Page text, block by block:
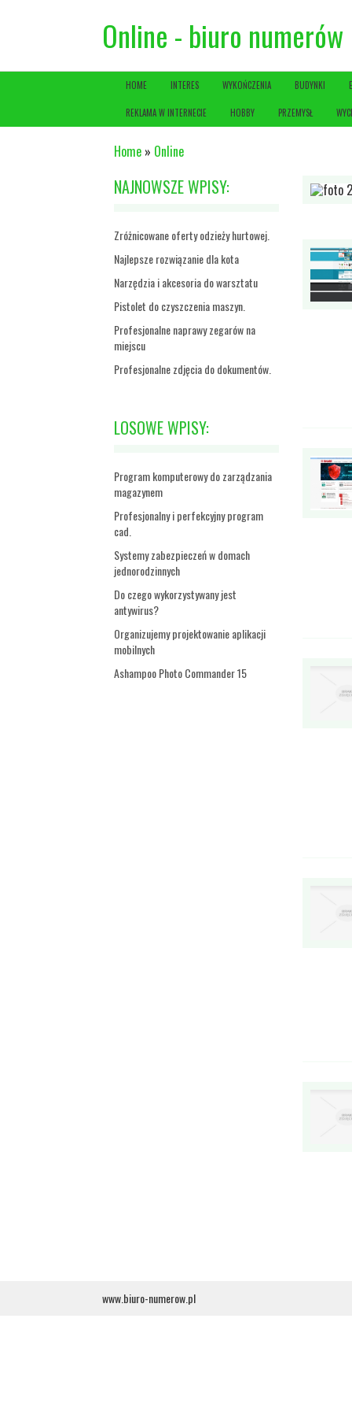
Online - biuro numerów
HOME INTERES WYKOŃCZENIA BUDYNKI
REKLAMA W INTERNECIE HOBBY PRZEMYSŁ
Home » Online
NAJNOWSZE WPISY:
Zróżnicowane oferty odzieży hurtowej.
Najlepsze rozwiązanie dla kota
Narzędzia i akcesoria do warsztatu
Pistolet do czyszczenia maszyn.
Profesjonalne naprawy zegarów na
miejscu
Profesjonalne zdjęcia do dokumentów.
LOSOWE WPISY:
Program komputerowy do zarządzania
magazynem
Profesjonalny i perfekcyjny program
cad.
Systemy zabezpieczeń w domach
jednorodzinnych
Do czego wykorzystywany jest
antywirus?
Organizujemy projektowanie aplikacji
mobilnych
Ashampoo Photo Commander 15
www.biuro-numerow.pl